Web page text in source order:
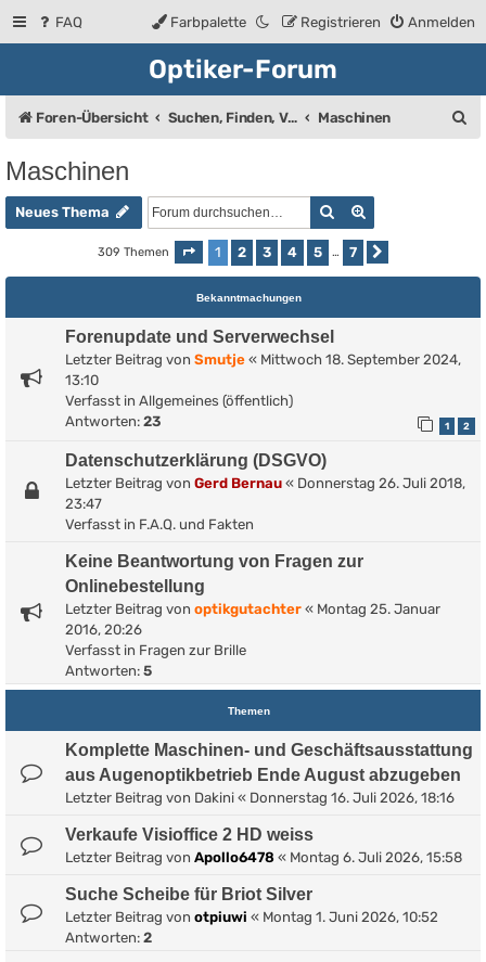
FAQ Anmelden
Registrieren
Farbpalette
Optiker-Forum
Foren-Übersicht Suchen, Finden, Verkaufsanzeigen Maschinen
Maschinen
Neues Thema Suche
309 Themen Seite 1von
1 2 3 4 5 … 7
Bekanntmachungen
Forenupdate und Serverwechsel
Letzter Beitrag von Smutje « Mittwoch 18. September 2024,
13:10
Verfasst in Allgemeines (öffentlich)
Antworten: 23 1 2
Datenschutzerklärung (DSGVO)
Letzter Beitrag von Gerd Bernau « Donnerstag 26. Juli 2018,
23:47
Verfasst in F.A.Q. und Fakten
Keine Beantwortung von Fragen zur
Onlinebestellung
Letzter Beitrag von optikgutachter « Montag 25. Januar
2016, 20:26
Verfasst in Fragen zur Brille
Antworten: 5
Themen
Komplette Maschinen- und Geschäftsausstattung
aus Augenoptikbetrieb Ende August abzugeben
Letzter Beitrag von Dakini « Donnerstag 16. Juli 2026, 18:16
Verkaufe Visioffice 2 HD weiss
Letzter Beitrag von Apollo6478 « Montag 6. Juli 2026, 15:58
Suche Scheibe für Briot Silver
Letzter Beitrag von otpiuwi « Montag 1. Juni 2026, 10:52
Antworten: 2